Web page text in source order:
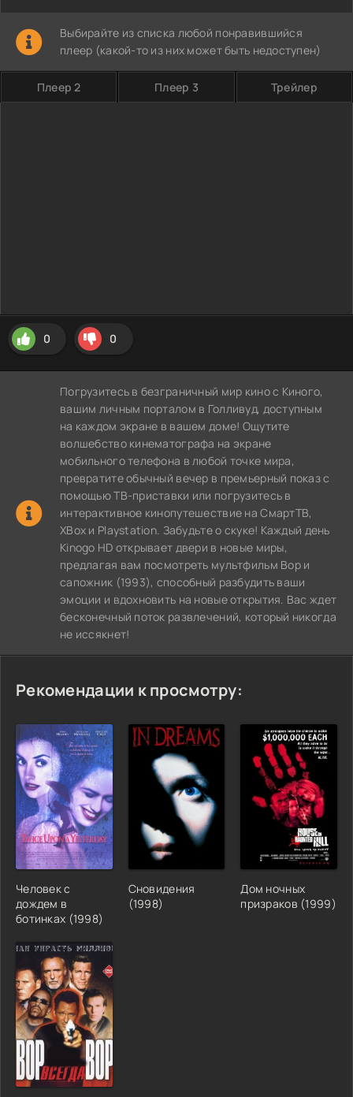
Выбирайте из списка любой понравившийся
плеер (какой-то из них может быть недоступен)
Плеер 2 Плеер 3 Трейлер
0 0
Погрузитесь в безграничный мир кино с Киного,
вашим личным порталом в Голливуд, доступным
на каждом экране в вашем доме! Ощутите
волшебство кинематографа на экране
мобильного телефона в любой точке мира,
превратите обычный вечер в премьерный показ с
помощью ТВ-приставки или погрузитесь в
интерактивное кинопутешествие на СмартТВ,
XBox и Playstation. Забудьте о скуке! Каждый день
Kinogo HD открывает двери в новые миры,
предлагая вам посмотреть мультфильм Вор и
сапожник (1993), способный разбудить ваши
эмоции и вдохновить на новые открытия. Вас ждет
бесконечный поток развлечений, который никогда
не иссякнет!
Рекомендации к просмотру:
Человек с
дождем в
ботинках (1998)
Сновидения
(1998)
Дом ночных
призраков (1999)